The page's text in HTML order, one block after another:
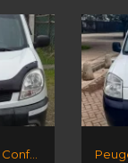
Renault Kangoo Confort 1.5 5a